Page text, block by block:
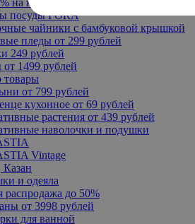
посуды FORA
чайники с бамбуковой крышкой
пледы от 299 рублей
249 рублей
1499 рублей
от 799 рублей
кухонное от 69 рублей
растения от 439 рублей
наволочки и подушки
Vintage
Казан
и одеяла
распродажа до 50%
от 3998 рублей
для ванной